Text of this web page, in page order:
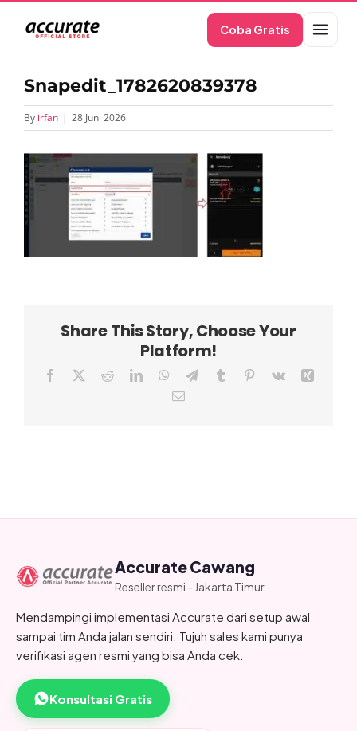
content
Coba Gratis
Snapedit_1782620839378
By irfan | 28 Juni 2026
Share This Story, Choose Your
Platform!
Facebook RedditLinkedInWhatsApp
TelegramTumblr Pinterest
Vk
Email
Accurate Cawang
Reseller resmi - Jakarta Timur
Mendampingi implementasi Accurate dari setup awal
sampai tim Anda jalan sendiri. Tujuh sales kami punya
verifikasi agen resmi yang bisa Anda cek.
Konsultasi Gratis